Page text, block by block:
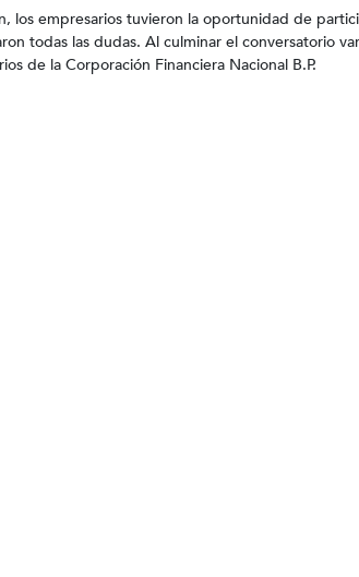
los empresarios tuvieron la oportunidad de
todas las dudas. Al culminar el conversatorio
de la Corporación Financiera Nacional B.P.